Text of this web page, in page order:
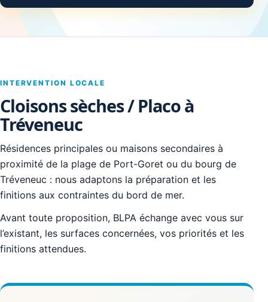
INTERVENTION LOCALE
Cloisons sèches / Placo à
Tréveneuc
Résidences principales ou maisons secondaires à
proximité de la plage de Port-Goret ou du bourg de
Tréveneuc : nous adaptons la préparation et les
finitions aux contraintes du bord de mer.
Avant toute proposition, BLPA échange avec vous sur
l’existant, les surfaces concernées, vos priorités et les
finitions attendues.